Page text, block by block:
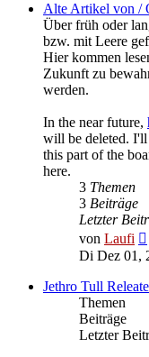
Alte Artikel von /
Über früh oder
bzw. mit Leere
Hier kommen
Zukunft zu
werden.
In the near future,
will be deleted.
this part of the
here.
3 Themen
3 Beiträge
Letzter
von Laufi
Di Dez 01,
Jethro Tull
Themen
Beiträge
Letzter